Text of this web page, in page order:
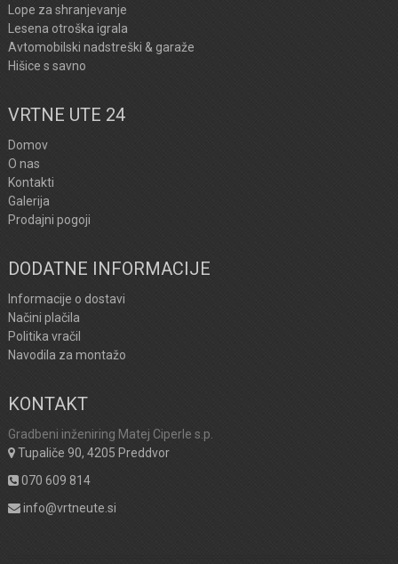
Lope za shranjevanje
Lesena otroška igrala
Avtomobilski nadstreški & garaže
Hišice s savno
VRTNE UTE 24
Domov
O nas
Kontakti
Galerija
Prodajni pogoji
DODATNE INFORMACIJE
Informacije o dostavi
Načini plačila
Politika vračil
Navodila za montažo
KONTAKT
Gradbeni inženiring Matej Ciperle s.p.
Tupaliče 90, 4205 Preddvor
070 609 814
info@vrtneute.si